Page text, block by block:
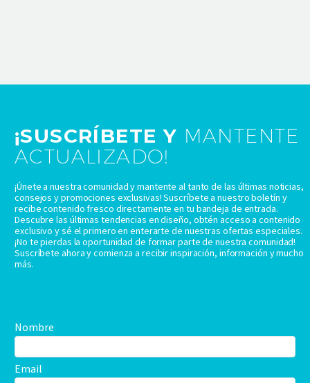
¡SUSCRÍBETE Y MANTENTE
ACTUALIZADO!
¡Únete a nuestra comunidad y mantente al tanto de las últimas noticias,
consejos y promociones exclusivas! Suscríbete a nuestro boletín y
recibe contenido fresco directamente en tu bandeja de entrada.
Descubre las últimas tendencias en diseño, obtén acceso a contenido
exclusivo y sé el primero en enterarte de nuestras ofertas especiales.
¡No te pierdas la oportunidad de formar parte de nuestra comunidad!
Suscríbete ahora y comienza a recibir inspiración, información y mucho
más.
Nombre
Email